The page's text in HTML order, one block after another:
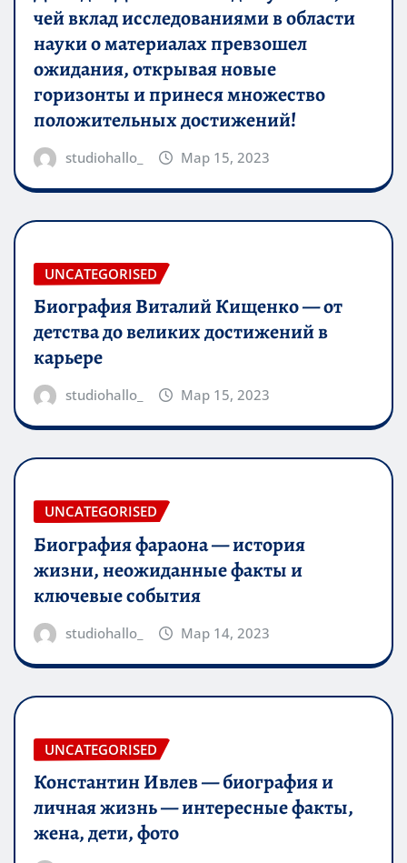
чей вклад исследованиями в области
науки о материалах превзошел
ожидания, открывая новые
горизонты и принеся множество
положительных достижений!
studiohallo_ Мар 15, 2023
UNCATEGORISED
Биография Виталий Кищенко — от
детства до великих достижений в
карьере
studiohallo_ Мар 15, 2023
UNCATEGORISED
Биография фараона — история
жизни, неожиданные факты и
ключевые события
studiohallo_ Мар 14, 2023
UNCATEGORISED
Константин Ивлев — биография и
личная жизнь — интересные факты,
жена, дети, фото